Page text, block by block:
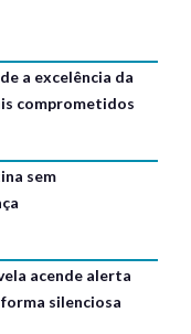
a excelência da
comprometidos
sem
acende alerta
silenciosa